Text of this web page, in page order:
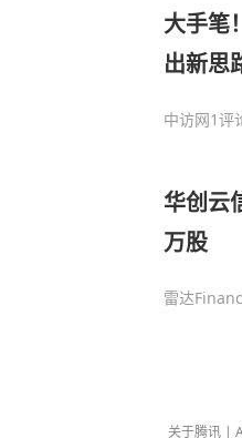
大手笔
出新思
中访网1评
华创云
万股
雷达
关于腾讯 |